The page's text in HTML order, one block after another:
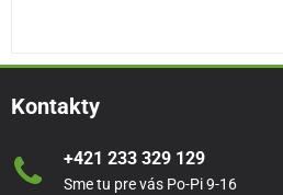
Kontakty
+421 233 329 129
Sme tu pre vás Po-Pi 9-16